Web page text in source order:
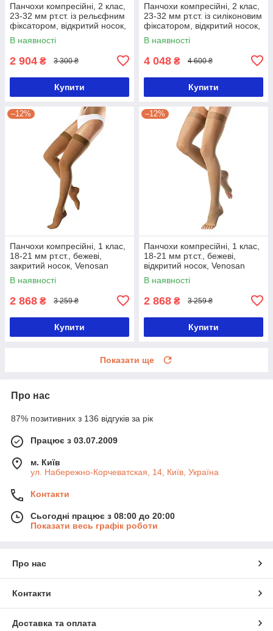
Панчохи компресійні, 2 клас,
23-32 мм рт.ст. із рельєфним
фіксатором, відкритий носок,
Essential CLASSICAL,
Sigvaris-M
В наявності
2 904 ₴ 3 300 ₴
Купити
Панчохи компресійні, 2 клас,
23-32 мм рт.ст. із силіконовим
фіксатором, відкритий носок,
Specialities TRADITIONAL,
В наявності
4 048 ₴ 4 600 ₴
Купити
–12%
Панчохи компресійні, 1 клас,
18-21 мм рт.ст., бежеві,
закритий носок, Venosan
6001-1-Удлиненная
В наявності
2 868 ₴ 3 259 ₴
Купити
–12%
Панчохи компресійні, 1 клас,
18-21 мм рт.ст., бежеві,
відкритий носок, Venosan
6001-1-Удлиненная
В наявності
2 868 ₴ 3 259 ₴
Купити
Показати ще
Про нас
87% позитивних з 136 відгуків за рік
Працює з 03.07.2009
м. Київ
ул. Набережно-Корчеватская, 14, Київ, Україна
Контакти
Сьогодні працює з 08:00 до 20:00
Показати весь графік роботи
Про нас
Контакти
Доставка та оплата